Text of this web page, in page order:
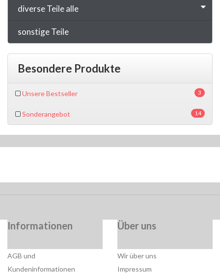
diverse Teile alle
sonstige Teile
Besondere Produkte
3
Unsere Bestseller
14
Sonderangebot
Informationen
AGB und
Kundeninformationen
Über uns
Wir über uns
Impressum